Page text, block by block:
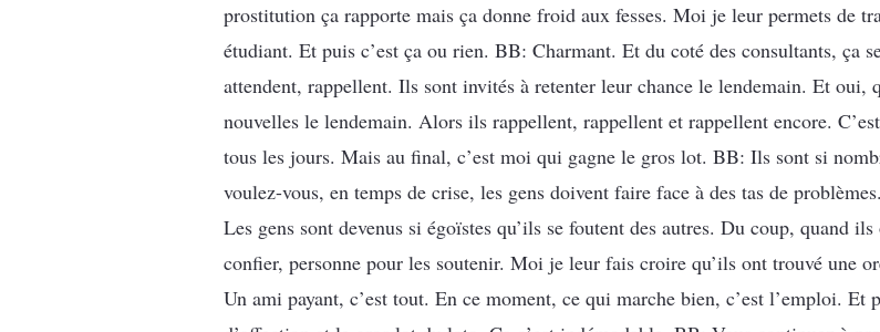
prostitution ça rapporte mais ça donne froid aux fesses. Moi je leur permets de
étudiant. Et puis c’est ça ou rien. BB: Charmant. Et du coté des consultants, ça
attendent, rappellent. Ils sont invités à retenter leur chance le lendemain. Et oui,
nouvelles le lendemain. Alors ils rappellent, rappellent et rappellent encore.
tous les jours. Mais au final, c’est moi qui gagne le gros lot. BB: Ils sont si
voulez-vous, en temps de crise, les gens doivent faire face à des tas de
Les gens sont devenus si égoïstes qu’ils se foutent des autres. Du coup, quand
confier, personne pour les soutenir. Moi je leur fais croire qu’ils ont trouvé une
Un ami payant, c’est tout. En ce moment, ce qui marche bien, c’est l’emploi.